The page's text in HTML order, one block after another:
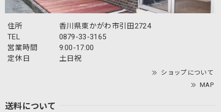
住所
香川県東かがわ市引田2724
TEL
0879-33-3165
営業時間
9:00-17:00
定休日
土日祝
ショップについて
MAP
送料について